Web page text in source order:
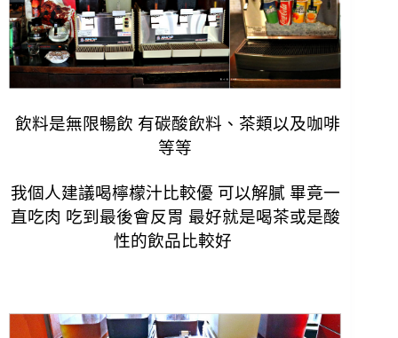
飲料是無限暢飲 有碳酸飲料、茶類以及咖啡
等等
我個人建議喝檸檬汁比較優 可以解膩 畢竟一
直吃肉 吃到最後會反胃 最好就是喝茶或是酸
性的飲品比較好